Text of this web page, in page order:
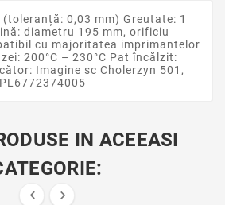
0,03 mm) Greutate: 1
diametru 195 mm, orificiu
cu majoritatea imprimantelor
200°C – 230°C Pat încălzit:
Imagine sc Cholerzyn 501,
IN ACEEASI
 